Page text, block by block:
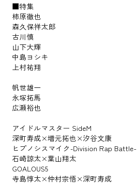
■特集
柿原徹也
森久保祥太郎
古川慎
山下大輝
中島ヨシキ
上村祐翔
帆世雄一
永塚拓馬
広瀬裕也
アイドルマスター SideM
深町寿成×増元拓也×汐谷文康
ヒプノシスマイク-Division Rap Battle-
石崎諒太×葉山翔太
GOALOUS5
寺島惇太×仲村宗悟×深町寿成